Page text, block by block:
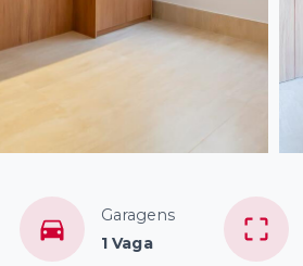
Garagens
1 Vaga